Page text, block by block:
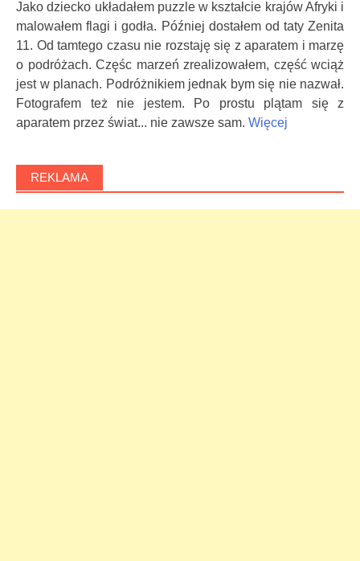
Jako dziecko układałem puzzle w kształcie krajów Afryki i
malowałem flagi i godła. Później dostałem od taty Zenita
11. Od tamtego czasu nie rozstaję się z aparatem i marzę
o podróżach. Częśc marzeń zrealizowałem, część wciąż
jest w planach. Podróżnikiem jednak bym się nie nazwał.
Fotografem też nie jestem. Po prostu plątam się z
aparatem przez świat... nie zawsze sam. Więcej
REKLAMA